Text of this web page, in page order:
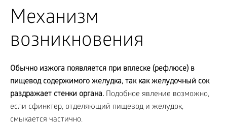
Механизм
возникновения
Обычно изжога появляется при вплеске (рефлюсе) в
пищевод содержимого желудка, так как желудочный сок
раздражает стенки органа. Подобное явление возможно,
если сфинктер, отделяющий пищевод и желудок,
смыкается частично.